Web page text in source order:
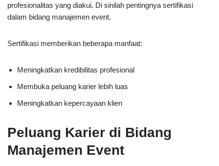
profesionalitas yang diakui. Di sinilah pentingnya sertifikasi
dalam bidang manajemen event.
Sertifikasi memberikan beberapa manfaat:
Meningkatkan kredibilitas profesional
Membuka peluang karier lebih luas
Meningkatkan kepercayaan klien
Peluang Karier di Bidang
Manajemen Event